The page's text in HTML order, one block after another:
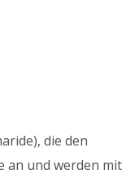
die den
an und werden mit